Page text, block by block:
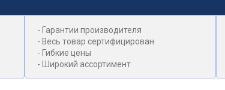
- Гарантии производителя
- Весь товар сертифицирован
- Гибкие цены
- Широкий ассортимент